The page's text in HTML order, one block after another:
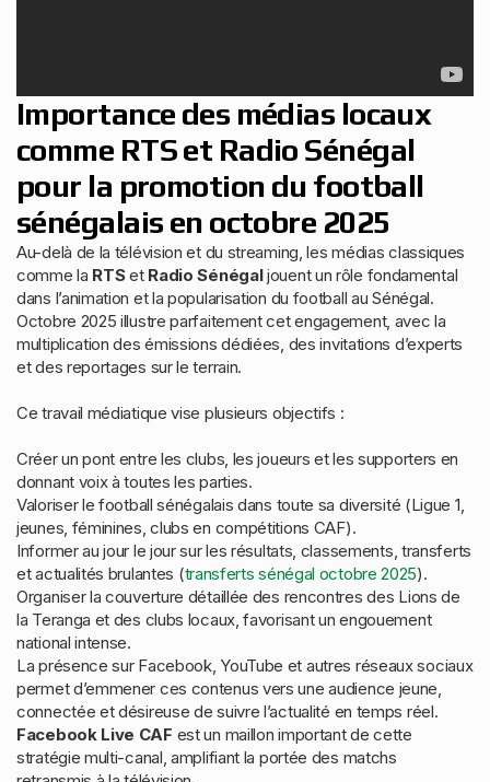
Importance des médias locaux
comme RTS et Radio Sénégal
pour la promotion du football
sénégalais en octobre 2025
Au-delà de la télévision et du streaming, les médias classiques
comme la RTSet Radio Sénégaljouent un rôle fondamental
dans l’animation et la popularisation du football au Sénégal.
Octobre 2025 illustre parfaitement cet engagement, avec la
multiplication des émissions dédiées, des invitations d’experts
et des reportages sur le terrain.
Ce travail médiatique vise plusieurs objectifs :
Créer un pont entre les clubs, les joueurs et les supporters en
donnant voix à toutes les parties.
Valoriser le football sénégalais dans toute sa diversité (Ligue 1,
jeunes, féminines, clubs en compétitions CAF).
Informer au jour le jour sur les résultats, classements, transferts
et actualités brulantes (transferts sénégal octobre 2025).
Organiser la couverture détaillée des rencontres des Lions de
la Teranga et des clubs locaux, favorisant un engouement
national intense.
La présence sur Facebook, YouTube et autres réseaux sociaux
permet d’emmener ces contenus vers une audience jeune,
connectée et désireuse de suivre l’actualité en temps réel.
Facebook Live CAF est un maillon important de cette
stratégie multi-canal, amplifiant la portée des matchs